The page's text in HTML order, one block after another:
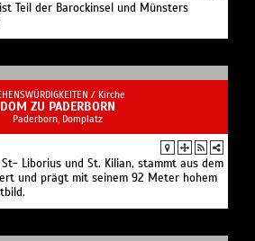
Teil der Barockinsel und Münsters
/ Kirche
DOM ZU PADERBORN
Paderborn, Domplatz
Liborius und St. Kilian, stammt aus dem
und prägt mit seinem 92 Meter hohem